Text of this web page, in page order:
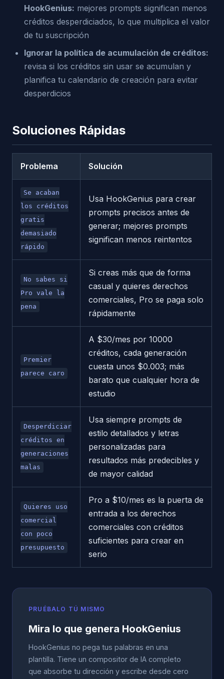
HookGenius: mejores prompts significan menos
créditos desperdiciados, lo que multiplica el valor
de tu suscripción
Ignorar la política de acumulación de créditos:
revisa si los créditos sin usar se acumulan y
planifica tu calendario de creación para evitar
desperdicios
Soluciones Rápidas
Problema Solución
Se acaban
los créditos
gratis
demasiado
rápido
Usa HookGenius para crear
prompts precisos antes de
generar; mejores prompts
significan menos reintentos
No sabes si
Pro vale la
pena
Si creas más que de forma
casual y quieres derechos
comerciales, Pro se paga solo
rápidamente
Premier
parece caro
A $30/mes por 10000
créditos, cada generación
cuesta unos $0.003; más
barato que cualquier hora de
estudio
Desperdiciar
créditos en
generaciones
malas
Usa siempre prompts de
estilo detallados y letras
personalizadas para
resultados más predecibles y
de mayor calidad
Quieres uso
comercial
con poco
presupuesto
Pro a $10/mes es la puerta de
entrada a los derechos
comerciales con créditos
suficientes para crear en
serio
PRUÉBALO TÚ MISMO
Mira lo que genera HookGenius
HookGenius no pega tus palabras en una
plantilla. Tiene un compositor de IA completo
que absorbe tu dirección y escribe desde cero